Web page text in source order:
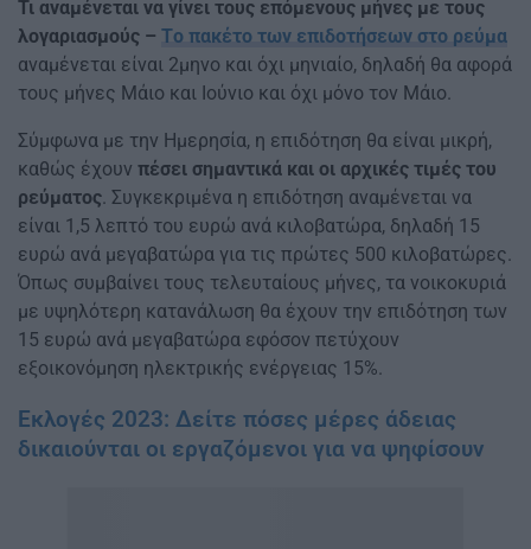
Τι αναμένεται να γίνει τους επόμενους μήνες με τους
λογαριασμούς – Tο πακέτο των επιδοτήσεων στο ρεύμα
αναμένεται είναι 2μηνο και όχι μηνιαίο, δηλαδή θα αφορά
τους μήνες Μάιο και Ιούνιο και όχι μόνο τον Μάιο.
Σύμφωνα με την Ημερησία, η επιδότηση θα είναι μικρή,
καθώς έχουν πέσει σημαντικά και οι αρχικές τιμές του
ρεύματος. Συγκεκριμένα η επιδότηση αναμένεται να
είναι 1,5 λεπτό του ευρώ ανά κιλοβατώρα, δηλαδή 15
ευρώ ανά μεγαβατώρα για τις πρώτες 500 κιλοβατώρες.
Όπως συμβαίνει τους τελευταίους μήνες, τα νοικοκυριά
με υψηλότερη κατανάλωση θα έχουν την επιδότηση των
15 ευρώ ανά μεγαβατώρα εφόσον πετύχουν
εξοικονόμηση ηλεκτρικής ενέργειας 15%.
Εκλογές 2023: Δείτε πόσες μέρες άδειας
δικαιούνται οι εργαζόμενοι για να ψηφίσουν